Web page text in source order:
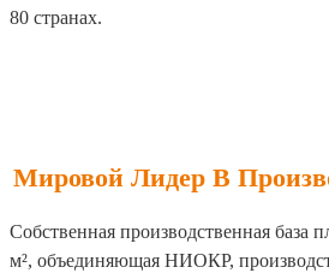
80 странах.
Мировой Лидер В
Собственная производственная база
м², объединяющая НИОКР,